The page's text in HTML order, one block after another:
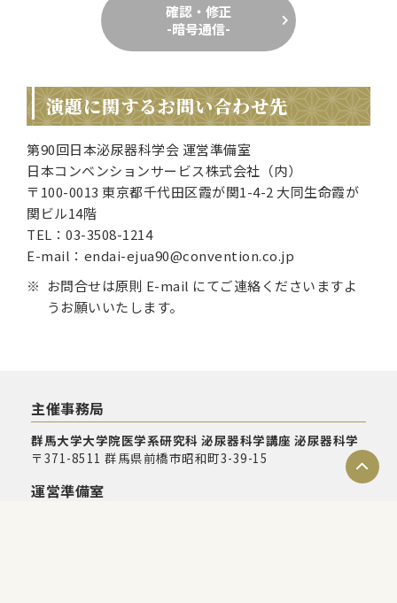
確認・修正
-暗号通信-
演題に関するお問い合わせ先
第90回日本泌尿器科学会 運営準備室
日本コンベンションサービス株式会社（内）
〒100-0013 東京都千代田区霞が関1-4-2 大同生命霞が
関ビル14階
TEL：03-3508-1214
E-mail：endai-ejua90@convention.co.jp
お問合せは原則 E-mail にてご連絡くださいますよ
うお願いいたします。
主催事務局
群馬大学大学院医学系研究科 泌尿器科学講座 泌尿器科学
〒371-8511 群馬県前橋市昭和町3-39-15
運営準備室